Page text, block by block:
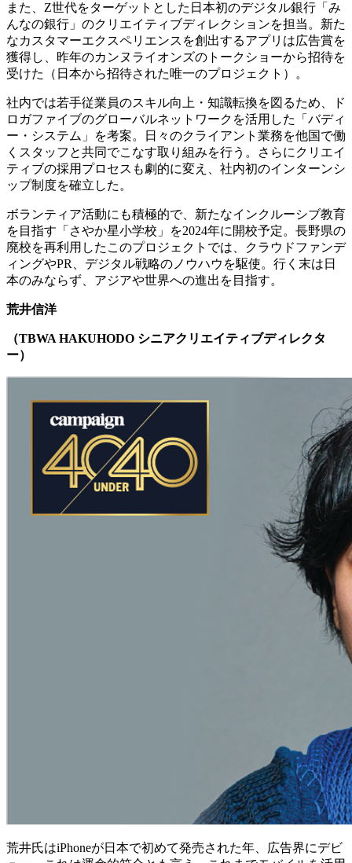
また、Z世代をターゲットとした日本初のデジタル銀行「み
んなの銀行」のクリエイティブディレクションを担当。新た
なカスタマーエクスペリエンスを創出するアプリは広告賞を
獲得し、昨年のカンヌライオンズのトークショーから招待を
受けた（日本から招待された唯一のプロジェクト）。
社内では若手従業員のスキル向上・知識転換を図るため、ド
ロガファイブのグローバルネットワークを活用した「バディ
ー・システム」を考案。日々のクライアント業務を他国で働
くスタッフと共同でこなす取り組みを行う。さらにクリエイ
ティブの採用プロセスも劇的に変え、社内初のインターンシ
ップ制度を確立した。
ボランティア活動にも積極的で、新たなインクルーシブ教育
を目指す「さやか星小学校」を2024年に開校予定。長野県の
廃校を再利用したこのプロジェクトでは、クラウドファンデ
ィングやPR、デジタル戦略のノウハウを駆使。行く末は日
本のみならず、アジアや世界への進出を目指す。
荒井信洋
（TBWA HAKUHODO シニアクリエイティブディレクタ
ー）
荒井氏はiPhoneが日本で初めて発売された年、広告界にデビ